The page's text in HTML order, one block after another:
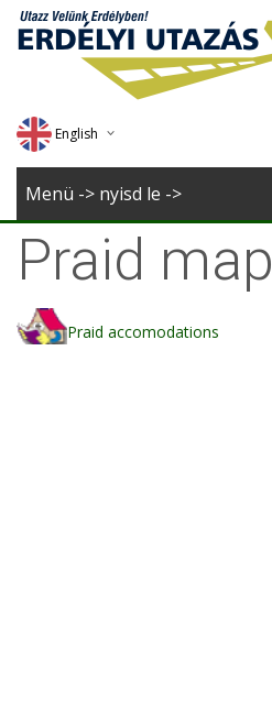
English
Deutsch
Magyar
Romana
Menü -> nyisd le ->
Praid map
Praid accomodations